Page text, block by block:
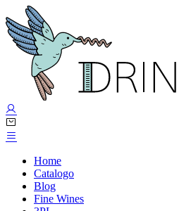
Home
Catalogo
Blog
Fine Wines